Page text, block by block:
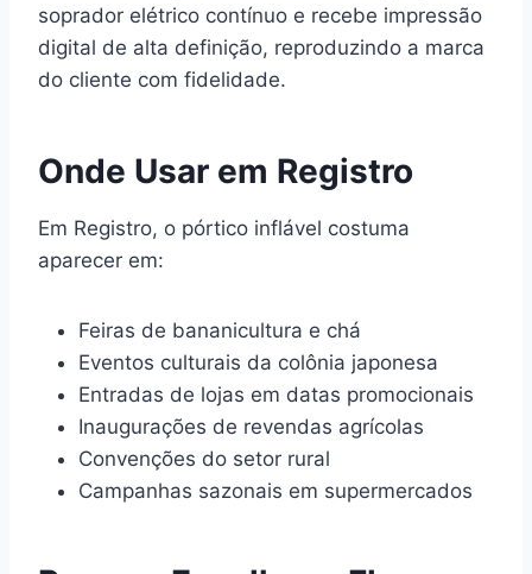
soprador elétrico contínuo e recebe impressão
digital de alta definição, reproduzindo a marca
do cliente com fidelidade.
Onde Usar em Registro
Em Registro, o pórtico inflável costuma
aparecer em:
Feiras de bananicultura e chá
Eventos culturais da colônia japonesa
Entradas de lojas em datas promocionais
Inaugurações de revendas agrícolas
Convenções do setor rural
Campanhas sazonais em supermercados